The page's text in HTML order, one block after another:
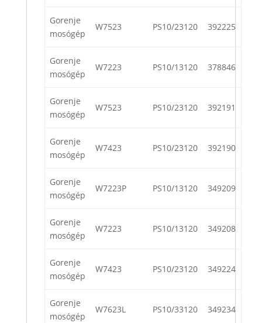
Gorenje
mosógép
W7523 PS10/23120 392225
Gorenje
mosógép
W7223 PS10/13120 378846
Gorenje
mosógép
W7523 PS10/23120 392191
Gorenje
mosógép
W7423 PS10/23120 392190
Gorenje
mosógép
W7223P PS10/13120 349209
Gorenje
mosógép
W7223 PS10/13120 349208
Gorenje
mosógép
W7423 PS10/23120 349224
Gorenje
mosógép
W7623L PS10/33120 349234